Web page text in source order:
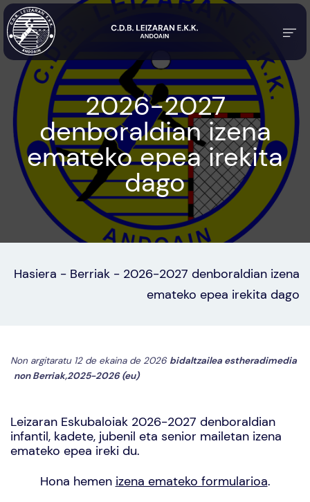
2026-2027
denboraldian izena
emateko epea irekita
dago
Hasiera - Berriak - 2026-2027 denboraldian izena
emateko epea irekita dago
Non argitaratu 12 de ekaina de 2026 bidaltzailea estheradimedia
nonBerriak,2025-2026 (eu)
Leizaran Eskubaloiak 2026-2027 denboraldian
infantil, kadete, jubenil eta senior mailetan izena
emateko epea ireki du.
Hona hemen izena emateko formularioa.